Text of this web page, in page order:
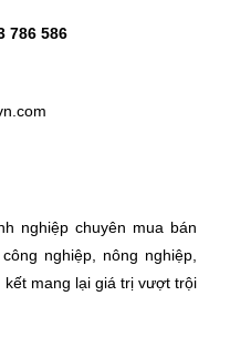
786 586
nghiệp chuyên mua bán
nghiệp, nông nghiệp,
mang lại giá trị vượt trội